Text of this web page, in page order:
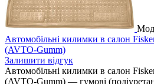
Автомобільні килимки в салон
(AVTO-Gumm)
Залишити відгук
Автомобільні килимки в салон
(AVTO-Gumm) — гумові